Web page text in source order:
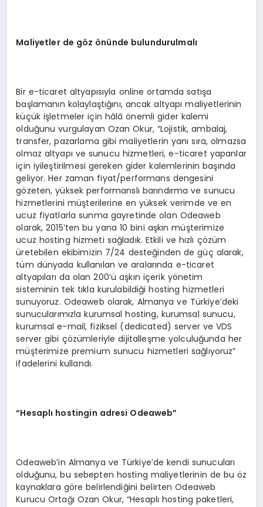
Maliyetler de göz önünde bulundurulmalı
Bir e-ticaret altyapısıyla online ortamda satışa
başlamanın kolaylaştığını, ancak altyapı maliyetlerinin
küçük işletmeler için hâlâ önemli gider kalemi
olduğunu vurgulayan Ozan Okur, “Lojistik, ambalaj,
transfer, pazarlama gibi maliyetlerin yanı sıra, olmazsa
olmaz altyapı ve sunucu hizmetleri, e-ticaret yapanlar
için iyileştirilmesi gereken gider kalemlerinin başında
geliyor. Her zaman fiyat/performans dengesini
gözeten, yüksek performanslı barındırma ve sunucu
hizmetlerini müşterilerine en yüksek verimde ve en
ucuz fiyatlarla sunma gayretinde olan Odeaweb
olarak, 2015’ten bu yana 10 bini aşkın müşterimize
ucuz hosting hizmeti sağladık. Etkili ve hızlı çözüm
üretebilen ekibimizin 7/24 desteğinden de güç alarak,
tüm dünyada kullanılan ve aralarında e-ticaret
altyapıları da olan 200’ü aşkın içerik yönetim
sisteminin tek tıkla kurulabildiği hosting hizmetleri
sunuyoruz. Odeaweb olarak, Almanya ve Türkiye’deki
sunucularımızla kurumsal hosting, kurumsal sunucu,
kurumsal e-mail, fiziksel (dedicated) server ve VDS
server gibi çözümleriyle dijitalleşme yolculuğunda her
müşterimize premium sunucu hizmetleri sağlıyoruz”
ifadelerini kullandı.
“Hesaplı hostingin adresi Odeaweb”
Odeaweb’in Almanya ve Türkiye’de kendi sunucuları
olduğunu, bu sebepten hosting maliyetlerinin de bu öz
kaynaklara göre belirlendiğini belirten Odeaweb
Kurucu Ortağı Ozan Okur, “Hesaplı hosting paketleri,